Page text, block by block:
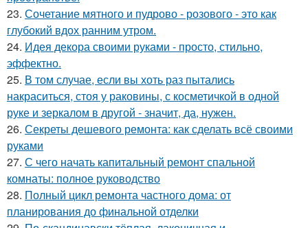
23. Сочетание мятного и пудрово - розового - это как
глубокий вдох ранним утром.
24. Идея декора своими руками - просто, стильно,
эффектно.
25. В том случае, если вы хоть раз пытались
накраситься, стоя у раковины, с косметичкой в одной
руке и зеркалом в другой - значит, да, нужен.
26. Секреты дешевого ремонта: как сделать всё своими
руками
27. С чего начать капитальный ремонт спальной
комнаты: полное руководство
28. Полный цикл ремонта частного дома: от
планирования до финальной отделки